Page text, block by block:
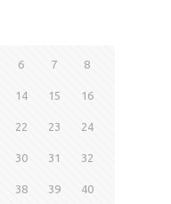
6 7 8
14 15 16
22 23 24
30 31 32
38 39 40